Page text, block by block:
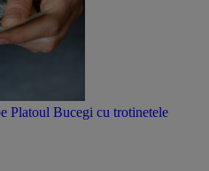
Platoul Bucegi cu trotinetele